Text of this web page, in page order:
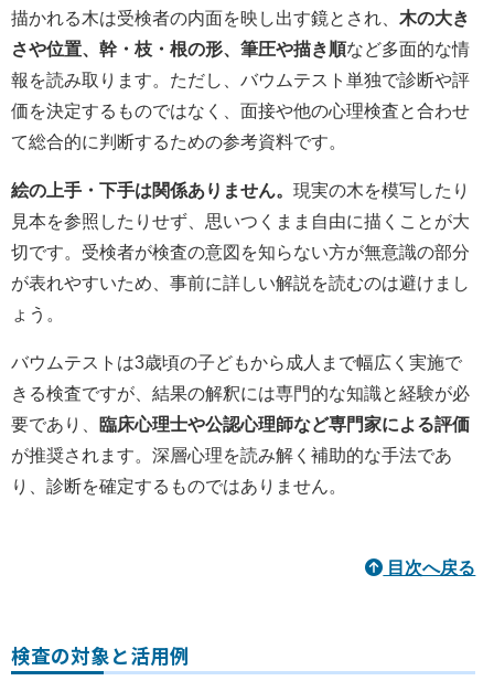
描かれる木は受検者の内面を映し出す鏡とされ、 木の大き
さや位置、幹・枝・根の形、筆圧や描き順など多面的な情
報を読み取ります。ただし、バウムテスト単独で診断や評
価を決定するものではなく、面接や他の心理検査と合わせ
て総合的に判断するための参考資料です。
絵の上手・下手は関係ありません。 現実の木を模写したり
見本を参照したりせず、思いつくまま自由に描くことが大
切です。受検者が検査の意図を知らない方が無意識の部分
が表れやすいため、事前に詳しい解説を読むのは避けまし
ょう。
バウムテストは3歳頃の子どもから成人まで幅広く実施で
きる検査ですが、結果の解釈には専門的な知識と経験が必
要であり、
臨床心理士や公認心理師など専門家による評価
が推奨されます。深層心理を読み解く補助的な手法であ
り、診断を確定するものではありません。
目次へ戻る
検査の対象と活用例